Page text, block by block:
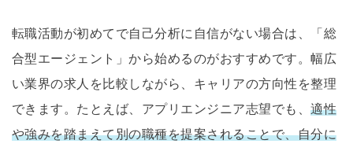
転職活動が初めてで自己分析に自信がない場合は、「総
合型エージェント」から始めるのがおすすめです。幅広
い業界の求人を比較しながら、キャリアの方向性を整理
できます。たとえば、アプリエンジニア志望でも、適性
や強みを踏まえて別の職種を提案されることで、自分に